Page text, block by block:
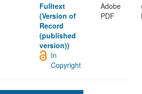
Fulltext
(Version of
Record
(published
version))
Adobe
PDF
In
Copyright